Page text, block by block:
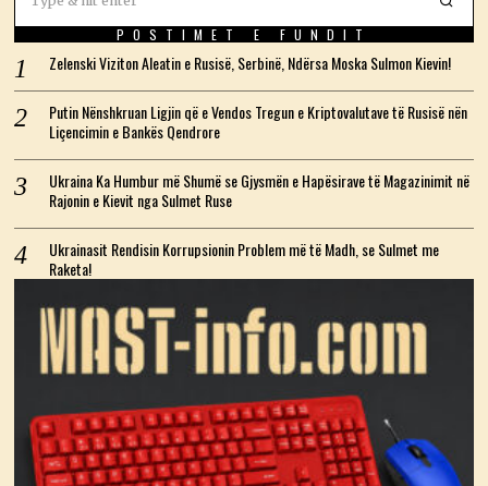
POSTIMET E FUNDIT
Zelenski Viziton Aleatin e Rusisë, Serbinë, Ndërsa Moska Sulmon Kievin!
Putin Nënshkruan Ligjin që e Vendos Tregun e Kriptovalutave të Rusisë nën
Liçencimin e Bankës Qendrore
Ukraina Ka Humbur më Shumë se Gjysmën e Hapësirave të Magazinimit në
Rajonin e Kievit nga Sulmet Ruse
Ukrainasit Rendisin Korrupsionin Problem më të Madh, se Sulmet me
Raketa!